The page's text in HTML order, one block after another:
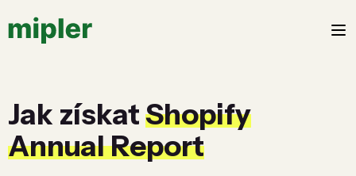
Jak získatShopify
Annual Report